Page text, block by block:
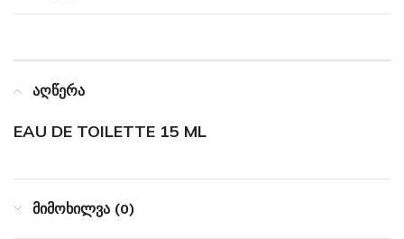
აღწერა
EAU DE TOILETTE 15 ML
მიმოხილვა (0)